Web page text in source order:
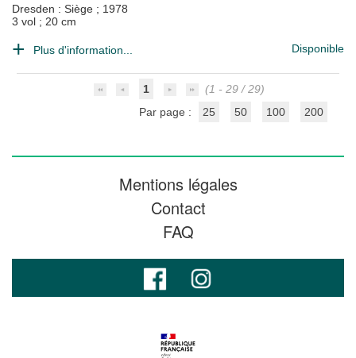
Dresden : Siège ; 1978
3 vol ; 20 cm
Plus d'information... Disponible
1
(1 - 29 / 29)
Par page :
25 50 100 200
Mentions légales
Contact
FAQ